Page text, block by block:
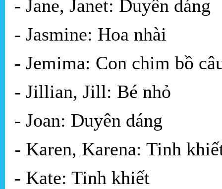
- Jane, Janet: Duyên dáng
- Jasmine: Hoa nhài
- Jemima: Con chim bồ
- Jillian, Jill: Bé nhỏ
- Joan: Duyên dáng
- Karen, Karena: Tinh
- Kate: Tinh khiết